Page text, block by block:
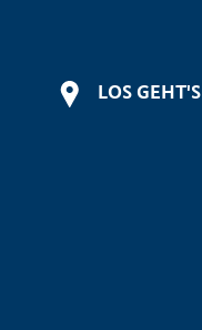
LOS GEHT'S